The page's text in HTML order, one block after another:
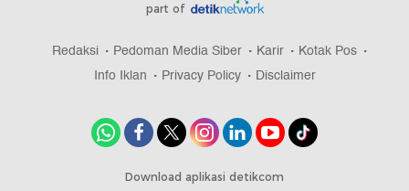
part of
Redaksi Pedoman Media Siber Karir
Kotak Pos
Info Iklan
Privacy Policy Disclaimer
Download aplikasi detikcom